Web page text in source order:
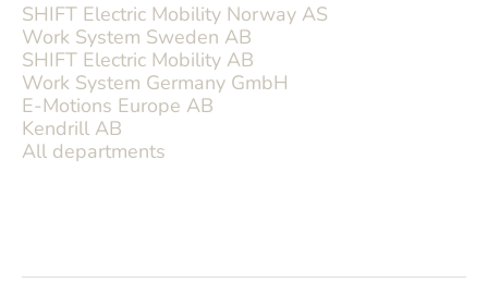
SHIFT Electric Mobility Norway AS
Work System Sweden AB
SHIFT Electric Mobility AB
Work System Germany GmbH
E-Motions Europe AB
Kendrill AB
All departments